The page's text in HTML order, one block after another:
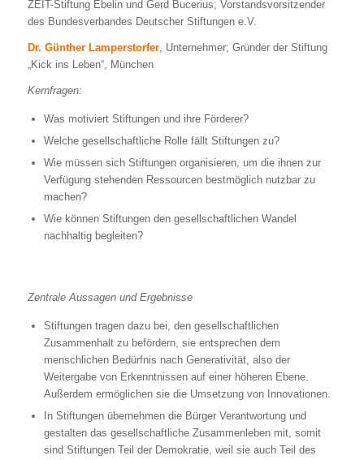
ZEIT-Stiftung Ebelin und Gerd Bucerius; Vorstandsvorsitzender
des Bundesverbandes Deutscher Stiftungen e.V.
Dr. Günther Lamperstorfer, Unternehmer; Gründer der Stiftung
„Kick ins Leben“, München
Kernfragen:
Was motiviert Stiftungen und ihre Förderer?
Welche gesellschaftliche Rolle fällt Stiftungen zu?
Wie müssen sich Stiftungen organisieren, um die ihnen zur
Verfügung stehenden Ressourcen bestmöglich nutzbar zu
machen?
Wie können Stiftungen den gesellschaftlichen Wandel
nachhaltig begleiten?
Zentrale Aussagen und Ergebnisse
Stiftungen tragen dazu bei, den gesellschaftlichen
Zusammenhalt zu befördern, sie entsprechen dem
menschlichen Bedürfnis nach Generativität, also der
Weitergabe von Erkenntnissen auf einer höheren Ebene.
Außerdem ermöglichen sie die Umsetzung von Innovationen.
In Stiftungen übernehmen die Bürger Verantwortung und
gestalten das gesellschaftliche Zusammenleben mit, somit
sind Stiftungen Teil der Demokratie, weil sie auch Teil des